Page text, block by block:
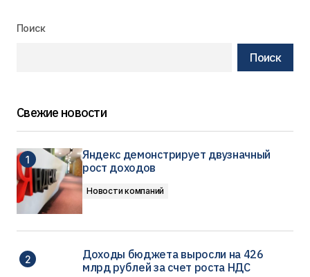
Поиск
Поиск
Свежие новости
Яндекс демонстрирует двузначный
рост доходов
Новости компаний
Доходы бюджета выросли на 426
млрд рублей за счет роста НДС